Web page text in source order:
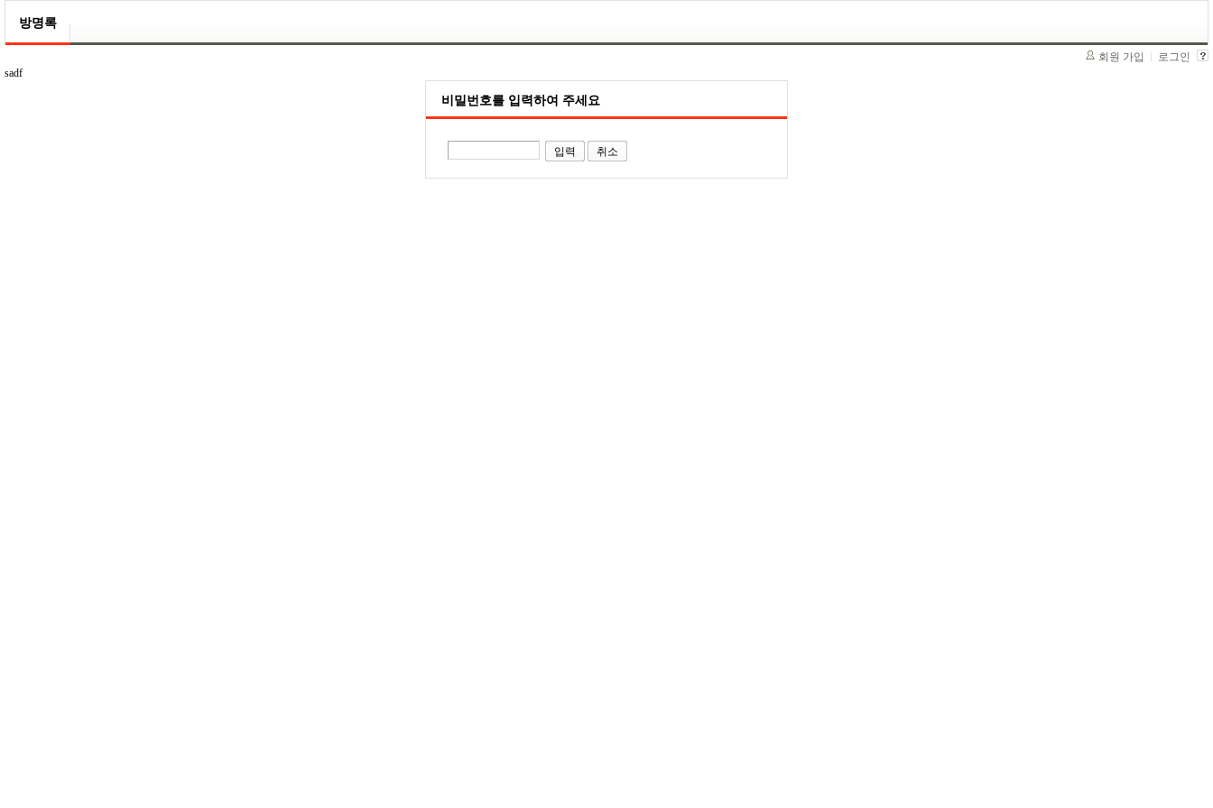
방명록
회원 가입
로그인
sadf
비밀번호를 입력하여 주세요
취소